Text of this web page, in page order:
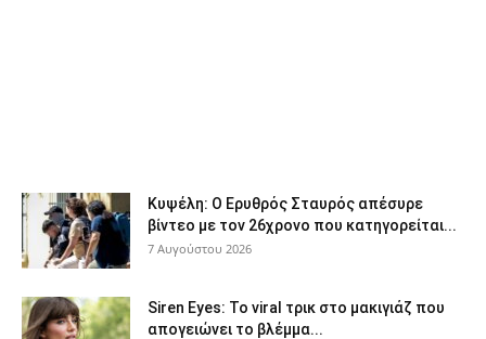
Κυψέλη: Ο Ερυθρός Σταυρός απέσυρε
βίντεο με τον 26χρονο που κατηγορείται...
7 Αυγούστου 2026
Siren Eyes: Το viral τρικ στο μακιγιάζ που
απογειώνει το βλέμμα...